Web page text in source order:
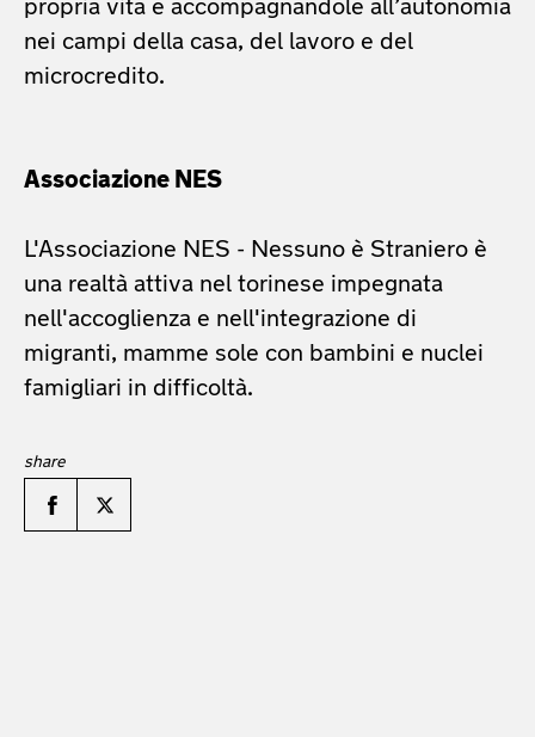
propria vita e accompagnandole all’autonomia
nei campi della casa, del lavoro e del
microcredito.
Associazione NES
L'Associazione NES - Nessuno è Straniero è
una realtà attiva nel torinese impegnata
nell'accoglienza e nell'integrazione di
migranti, mamme sole con bambini e nuclei
famigliari in difficoltà.